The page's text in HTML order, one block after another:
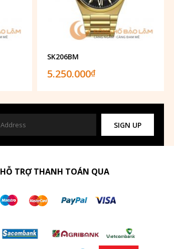
SK206BM
5.250.000₫
SIGN UP
HỖ TRỢ THANH TOÁN QUA